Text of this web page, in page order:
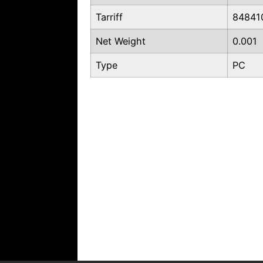
Tarriff
Net Weight 0.001
Type PC